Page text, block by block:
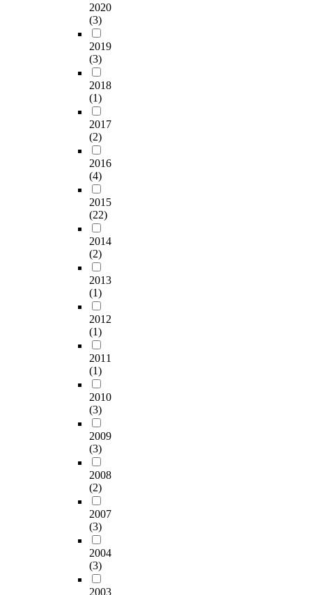
2020
(3)
2019
(3)
2018
(1)
2017
(2)
2016
(4)
2015
(22)
2014
(2)
2013
(1)
2012
(1)
2011
(1)
2010
(3)
2009
(3)
2008
(2)
2007
(3)
2004
(3)
2003